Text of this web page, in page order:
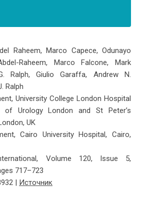
Raheem, Marco Capece, Odunayo
Raheem, Marco Falcone, Mark
Ralph, Giulio Garaffa, Andrew N.
Ralph
University College London Hospital
Urology London and St Peter’s
UK
Cairo University Hospital, Cairo,
Volume 120, Issue 5,
717–723
| Источник